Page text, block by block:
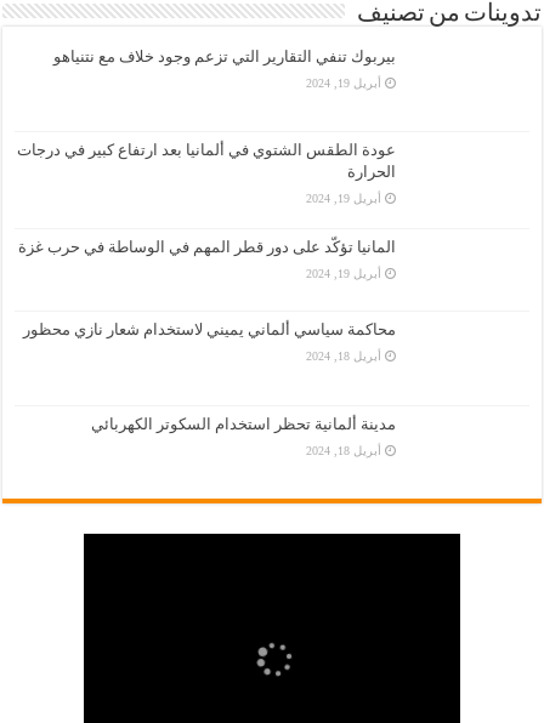
تدوينات من تصنيف
بيربوك تنفي التقارير التي تزعم وجود خلاف مع نتنياهو
أبريل 19, 2024
عودة الطقس الشتوي في ألمانيا بعد ارتفاع كبير في درجات
الحرارة
أبريل 19, 2024
المانيا تؤكّد على دور قطر المهم في الوساطة في حرب غزة
أبريل 19, 2024
محاكمة سياسي ألماني يميني لاستخدام شعار نازي محظور
أبريل 18, 2024
مدينة ألمانية تحظر استخدام السكوتر الكهربائي
أبريل 18, 2024